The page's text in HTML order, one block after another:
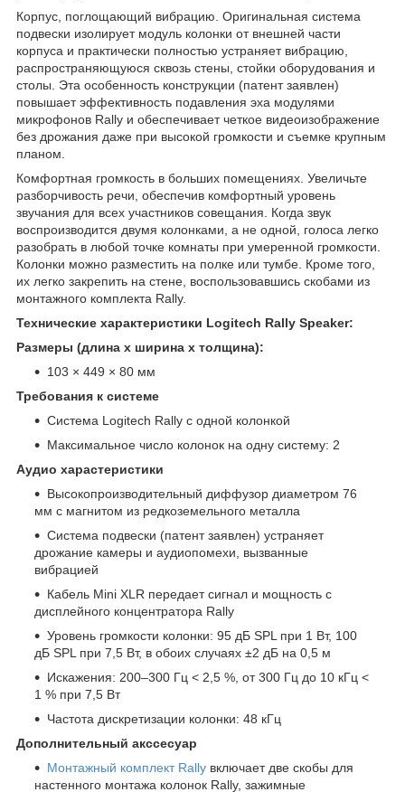
Корпус, поглощающий вибрацию. Оригинальная система
подвески изолирует модуль колонки от внешней части
корпуса и практически полностью устраняет вибрацию,
распространяющуюся сквозь стены, стойки оборудования и
столы. Эта особенность конструкции (патент заявлен)
повышает эффективность подавления эха модулями
микрофонов Rally и обеспечивает четкое видеоизображение
без дрожания даже при высокой громкости и съемке крупным
планом.
Комфортная громкость в больших помещениях. Увеличьте
разборчивость речи, обеспечив комфортный уровень
звучания для всех участников совещания. Когда звук
воспроизводится двумя колонками, а не одной, голоса легко
разобрать в любой точке комнаты при умеренной громкости.
Колонки можно разместить на полке или тумбе. Кроме того,
их легко закрепить на стене, воспользовавшись скобами из
монтажного комплекта Rally.
Технические характеристики Logitech Rally Speaker:
Размеры (длина х ширина х толщина):
103 × 449 × 80 мм
Требования к системе
Система Logitech Rally с одной колонкой
Максимальное число колонок на одну систему: 2
Аудио харастеристики
Высокопроизводительный диффузор диаметром 76
мм с магнитом из редкоземельного металла
Система подвески (патент заявлен) устраняет
дрожание камеры и аудиопомехи, вызванные
вибрацией
Кабель Mini XLR передает сигнал и мощность с
дисплейного концентратора Rally
Уровень громкости колонки: 95 дБ SPL при 1 Вт, 100
дБ SPL при 7,5 Вт, в обоих случаях ±2 дБ на 0,5 м
Искажения: 200–300 Гц < 2,5 %, от 300 Гц до 10 кГц <
1 % при 7,5 Вт
Частота дискретизации колонки: 48 кГц
Дополнительный акссесуар
Монтажный комплект Rally включает две скобы для
настенного монтажа колонок Rally, зажимные